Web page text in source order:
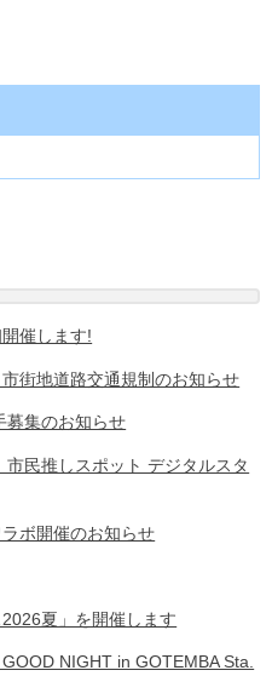
催します!
街地道路交通規制のお知らせ
募集のお知らせ
市民推しスポット デジタルスタ
ボ開催のお知らせ
夏」を開催します
NIGHT in GOTEMBA Sta.